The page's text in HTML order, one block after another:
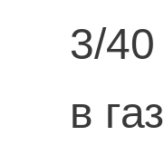
3/
в